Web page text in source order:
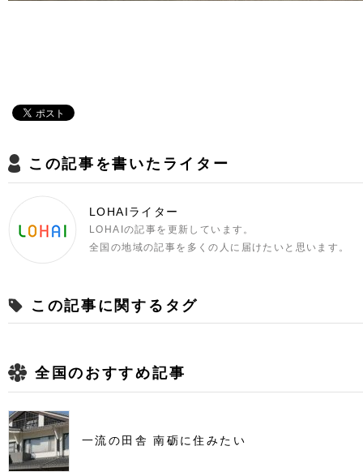
この記事を書いたライター
LOHAIライター
LOHAIの記事を更新しています。
全国の地域の記事を多くの人に届けたいと思います。
この記事に関するタグ
全国のおすすめ記事
一流の田舎 南砺に住みたい